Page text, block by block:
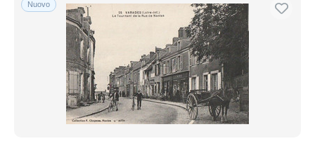
Spedizione gratuita
Metodi di pagamento
PayPal
Bonifico bancario
Visa
Mastercard
Nuovo